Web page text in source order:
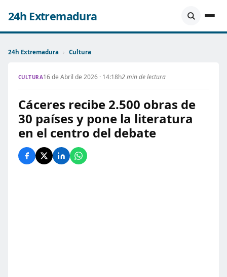
24h Extremadura
24h Extremadura › Cultura
CULTURA16 de Abril de 2026 · 14:18h2 min de lectura
Cáceres recibe 2.500 obras de
30 países y pone la literatura
en el centro del debate